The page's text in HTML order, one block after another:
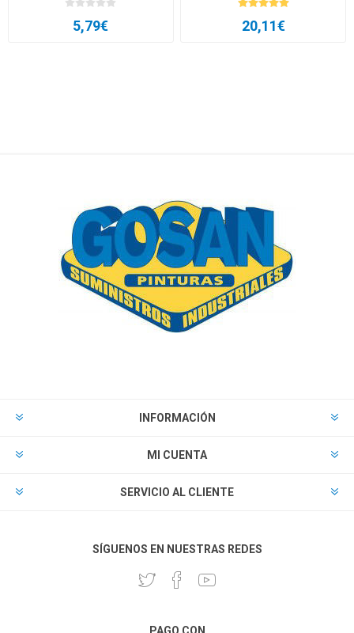
5,79€ 20,11€
INFORMACIÓN
MI CUENTA
SERVICIO AL CLIENTE
SÍGUENOS EN NUESTRAS REDES
PAGO CON